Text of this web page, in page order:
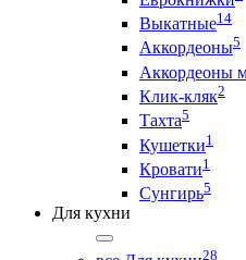
Выкатные14
Аккордеоны5
Аккордеоны
Клик-кляк2
Тахта5
Кушетки1
Кровати1
Сунгирь5
Для кухни
28